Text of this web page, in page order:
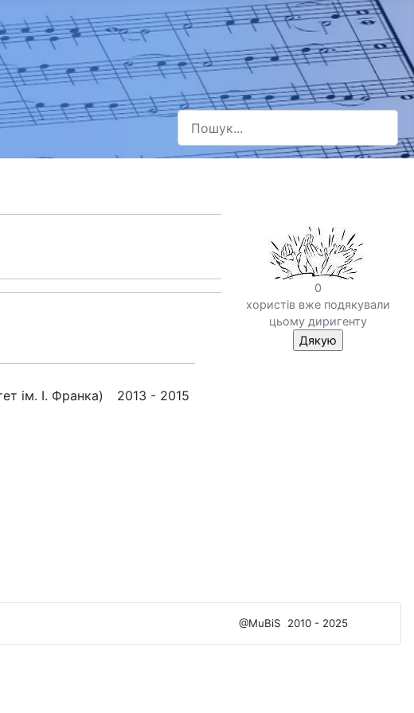
Пошук
Type 2 or more characters for results.
0
хористів вже подякували
цьому диригенту
ім. І. Франка) 2013 - 2015
@MuBiS 2010 - 2025